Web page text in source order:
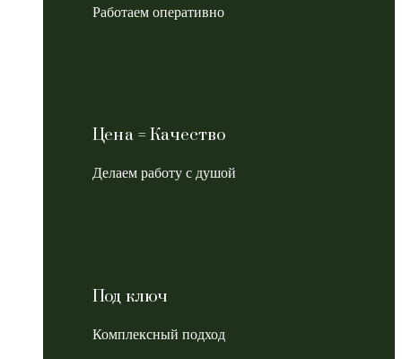
Работаем оперативно
Цена = Качество
Делаем работу с душой
Под ключ
Комплексный подход